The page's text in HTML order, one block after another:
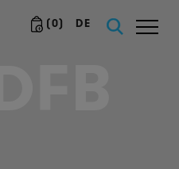
(0) DE